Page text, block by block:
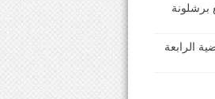
برشلونة
الرابعة